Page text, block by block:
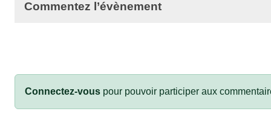
Commentez l’évènement
Connectez-vous pour pouvoir participer aux